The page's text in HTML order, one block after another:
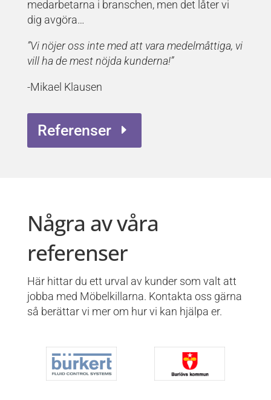
medarbetarna i branschen, men det låter vi
dig avgöra…
”Vi nöjer oss inte med att vara medelmåttiga, vi
vill ha de mest nöjda kunderna!”
-Mikael Klausen
Referenser
Några av våra
referenser
Här hittar du ett urval av kunder som valt att
jobba med Möbelkillarna. Kontakta oss gärna
så berättar vi mer om hur vi kan hjälpa er.